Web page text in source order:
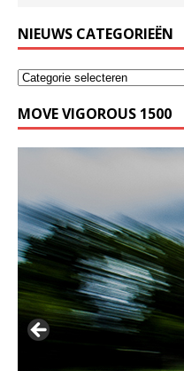
NIEUWS CATEGORIEËN
MOVE VIGOROUS 1500